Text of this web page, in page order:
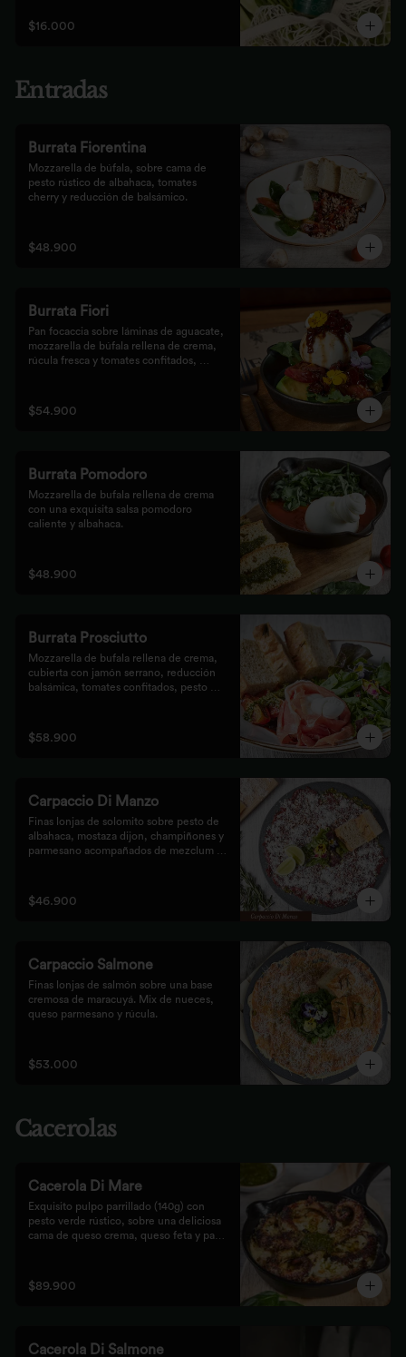
$16.000
Entradas
Burrata Fiorentina
Mozzarella de búfala, sobre cama de
pesto rústico de albahaca, tomates
cherry y reducción de balsámico.
$48.900
Burrata Fiori
Pan focaccia sobre láminas de aguacate,
mozzarella de búfala rellena de crema,
rúcula fresca y tomates confitados,
$54.900
Burrata Pomodoro
Mozzarella de bufala rellena de crema
con una exquisita salsa pomodoro
caliente y albahaca.
$48.900
Burrata Prosciutto
Mozzarella de bufala rellena de crema,
cubierta con jamón serrano, reducción
balsámica, tomates confitados, pesto
$58.900
Carpaccio Di Manzo
Finas lonjas de solomito sobre pesto de
albahaca, mostaza dijon, champiñones y
parmesano acompañados de mezclum de
$46.900
Carpaccio Salmone
Finas lonjas de salmón sobre una base
cremosa de maracuyá. Mix de nueces,
queso parmesano y rúcula.
$53.000
Cacerolas
Cacerola Di Mare
Exquisito pulpo parrillado (140g) con
pesto verde rústico, sobre una deliciosa
cama de queso crema, queso feta y papa.
$89.900
Cacerola Di Salmone